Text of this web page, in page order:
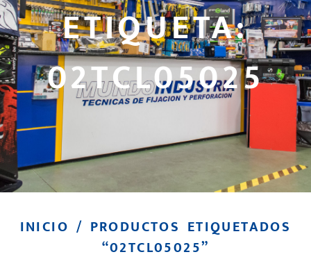
ETIQUETA:
02TCL05025
INICIO / PRODUCTOS ETIQUETADOS
“02TCL05025”